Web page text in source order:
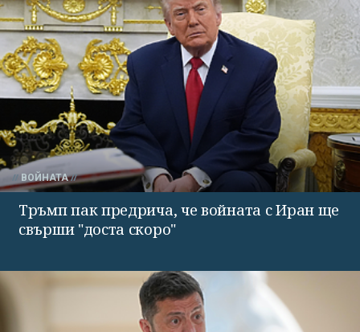
ВОЙНАТА
Тръмп пак предрича, че войната с Иран ще
свърши "доста скоро"